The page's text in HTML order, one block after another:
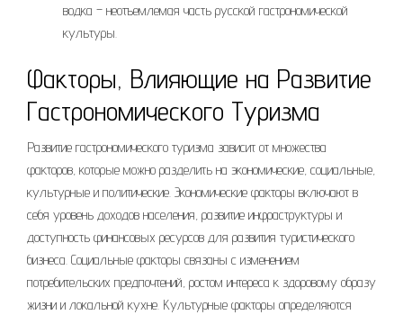
водка – неотъемлемая часть русской гастрономической
культуры.
Факторы, Влияющие на Развитие
Гастрономического Туризма
Развитие гастрономического туризма зависит от множества
факторов, которые можно разделить на экономические, социальные,
культурные и политические. Экономические факторы включают в
себя уровень доходов населения, развитие инфраструктуры и
доступность финансовых ресурсов для развития туристического
бизнеса. Социальные факторы связаны с изменением
потребительских предпочтений, ростом интереса к здоровому образу
жизни и локальной кухне. Культурные факторы определяются